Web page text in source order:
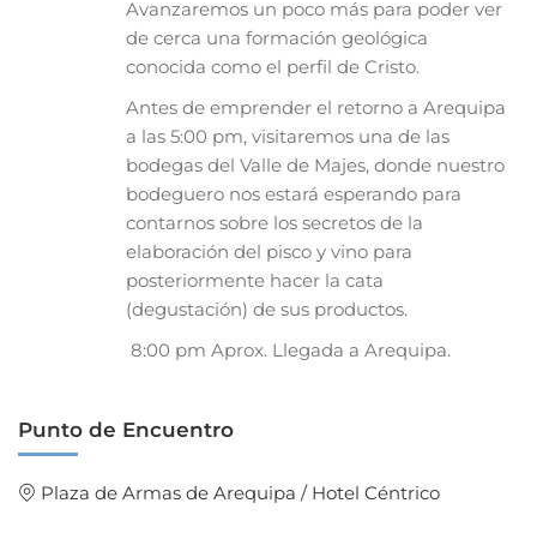
Avanzaremos un poco más para poder ver
de cerca una formación geológica
conocida como el perfil de Cristo.
Antes de emprender el retorno a Arequipa
a las 5:00 pm, visitaremos una de las
bodegas del Valle de Majes, donde nuestro
bodeguero nos estará esperando para
contarnos sobre los secretos de la
elaboración del pisco y vino para
posteriormente hacer la cata
(degustación) de sus productos.
8:00 pm Aprox. Llegada a Arequipa.
Punto de Encuentro
Plaza de Armas de Arequipa / Hotel Céntrico